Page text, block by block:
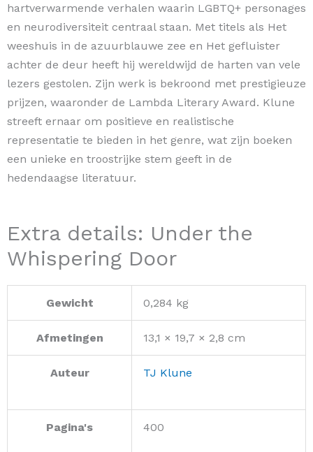
hartverwarmende verhalen waarin LGBTQ+ personages
en neurodiversiteit centraal staan. Met titels als Het
weeshuis in de azuurblauwe zee en Het gefluister
achter de deur heeft hij wereldwijd de harten van vele
lezers gestolen. Zijn werk is bekroond met prestigieuze
prijzen, waaronder de Lambda Literary Award. Klune
streeft ernaar om positieve en realistische
representatie te bieden in het genre, wat zijn boeken
een unieke en troostrijke stem geeft in de
hedendaagse literatuur.
Extra details: Under the
Whispering Door
Gewicht 0,284 kg
Afmetingen 13,1 × 19,7 × 2,8 cm
Auteur TJ Klune
Pagina's 400